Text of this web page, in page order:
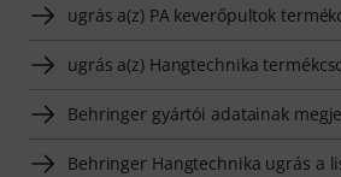
ugrás a(z) PA keverőpultok
ugrás a(z) Hangtechnika
Behringer gyártói adatainak
Behringer Hangtechnika ugrás a